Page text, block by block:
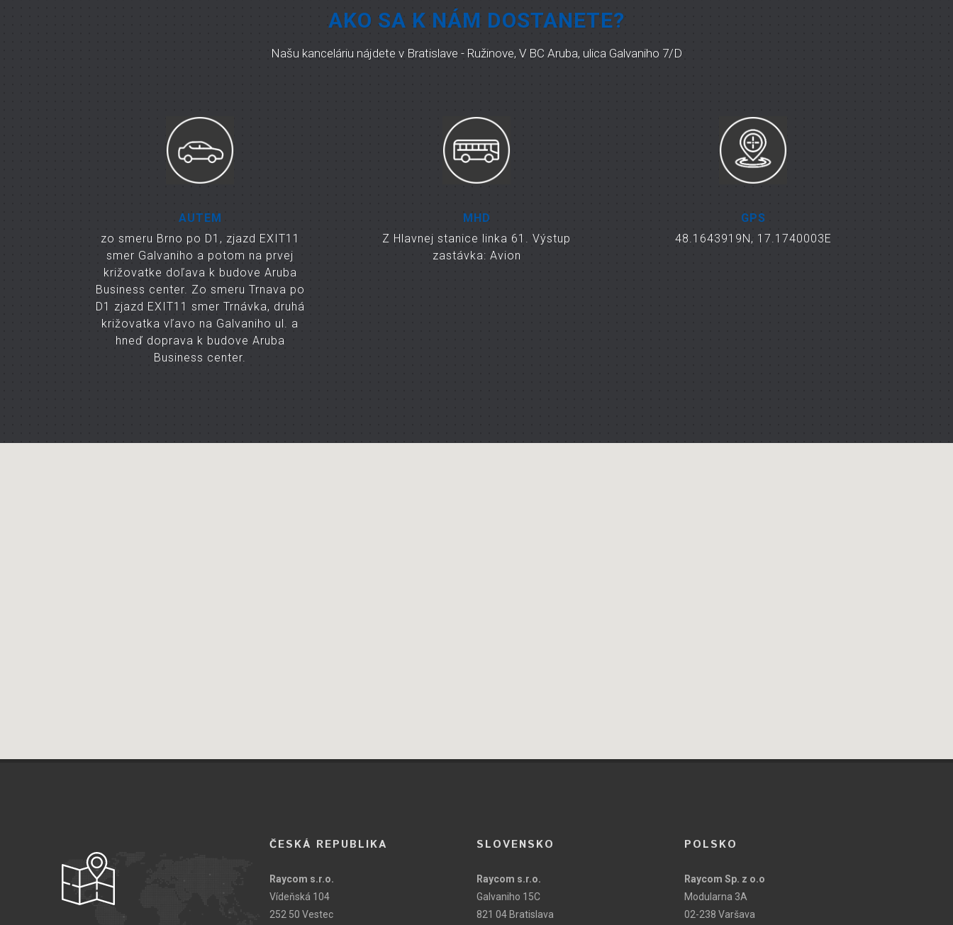
AKO SA K NÁM DOSTANETE?
Našu kanceláriu nájdete v Bratislave - Ružinove, V BC Aruba, ulica Galvaniho 7/D
AUTEM
zo smeru Brno po D1, zjazd EXIT11
smer Galvaniho a potom na prvej
križovatke doľava k budove Aruba
Business center. Zo smeru Trnava po
D1 zjazd EXIT11 smer Trnávka, druhá
križovatka vľavo na Galvaniho ul. a
hneď doprava k budove Aruba
Business center.
MHD
Z Hlavnej stanice linka 61. Výstup
zastávka: Avion
GPS
48.1643919N, 17.1740003E
ČESKÁ REPUBLIKA
Raycom s.r.o.
Vídeňská 104
252 50 Vestec
SLOVENSKO
Raycom s.r.o.
Galvaniho 15C
821 04 Bratislava
POLSKO
Raycom Sp. z o.o
Modularna 3A
02-238 Varšava